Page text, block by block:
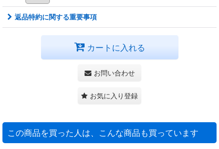
返品特約に関する重要事項
カートに入れる
お問い合わせ
お気に入り登録
この商品を買った人は、こんな商品も買っています